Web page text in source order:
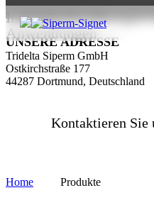
Individuelle Lösungen
Anwendungen
+49(0)231/4501-221
UNSERE ADRESSE
Tridelta Siperm GmbH
Ostkirchstraße 177
44287 Dortmund, Deutschland
Kontaktieren Sie
Home Produkte